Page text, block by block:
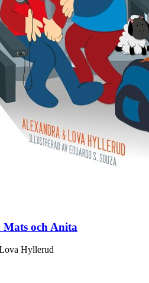
Mats och Anita
Hyllerud